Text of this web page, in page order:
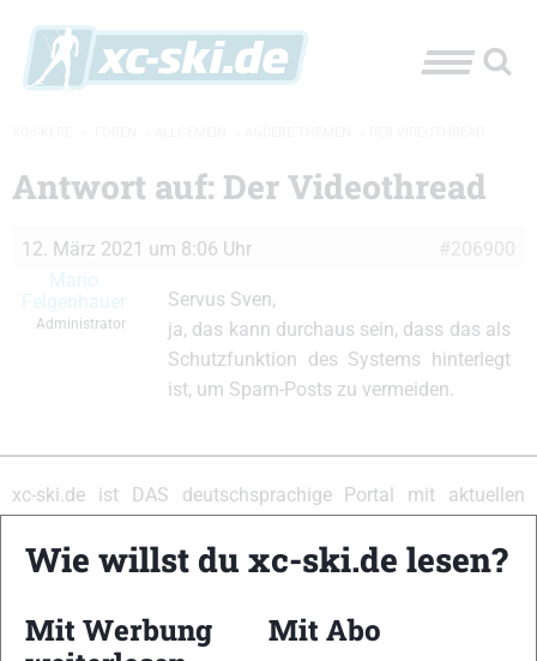
Antwort auf: Der Videothread
12. März 2021 um 8:06 Uhr
#206900
Mario
Felgenhauer
Administrator
Servus Sven,
ja, das kann durchaus sein, dass das als
Schutzfunktion des Systems hinterlegt
ist, um Spam-Posts zu vermeiden.
xc-ski.de ist DAS deutschsprachige Portal mit aktuellen
News aus dem Skilanglauf, Biathlon und der Nordischen
Kombination, einer Loipendatenbank,Langlauf-Community
und allem was du sonst noch über deine Lieblingssportarten
Wie willst du xc-ski.de lesen?
Mit Werbung
Mit Abo